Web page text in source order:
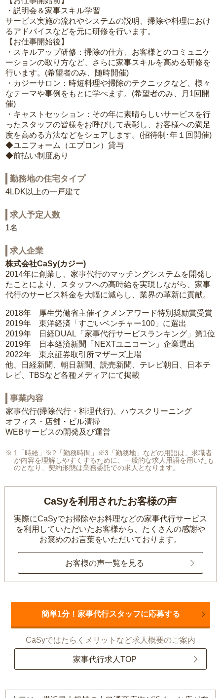
・説明会＆家事スキル学習
サービス実施の流れやシステムの説明、掃除や料理におけ
るアドバイスなどを元に研修を行います。
【お仕事開始後】
・スキルアップ研修：掃除の仕方、お客様とのコミュニケ
ーションの取り方など、さらに家事スキルを高める研修を
行います。(希望者のみ、随時開催)
・カジーサロン：時短料理や掃除のテクニックなど、様々
なテーマや事例をもとに学べます。(希望者のみ、月1回開
催)
・キャストセッション：その年に素晴らしいサービスを行
ったスタッフの皆様をお呼びして表彰し、お客様への満足
度を高める方法などをシェアします。(招待制･年１回開催)
◆ユニフォーム（エプロン）貸与
◆前払い制度あり
勤務地の住宅タイプ
4LDK以上の一戸建て
求人予定人数
1名
求人企業
株式会社CaSy(カジー)
2014年に創業し、家事代行のマッチングシステムを開発し
たことにより、スタッフへの高時給を実現しながら、家事
代行のサービス料金を大幅に減らし、業界の革新に貢献。
2018年 厚生労働省主催イクメンアワード特別奨励賞受賞
2019年 東洋経済「すごいベンチャー100」に選出
2019年 日経DUAL「家事代行サービスランキング」第1位
2019年 日本経済新聞「NEXTユニコーン」企業選出
2022年 東京証券取引所マザーズ上場
他、日経新聞、朝日新聞、読売新聞、テレビ朝日、日本テ
レビ、TBSなど各種メディアにて掲載
事業内容
家事代行(掃除代行・料理代行)、ハウスクリーニング
オフィス・店舗・ビル清掃
WEBサービスの開発及び運営
1「時給」※2「勤務時間」※3「勤務地」などの用語は、求職者
が内容を理解しやすくするために、一般的な求人用語を用いたも
のとなり、契約形態は業務委託での求人となります。
CaSyを利用されたお客様の声
実際にCaSyでお掃除やお料理などの家事代行サービス
を利用していただいたお客様から、 たくさんの感謝や
お褒めのお言葉をいただいております。
お客様の声一覧を見る
簡単1分！家事代行スタッフに応募する
CaSyではたらくメリットなど求人概要のご案内
家事代行求人TOP